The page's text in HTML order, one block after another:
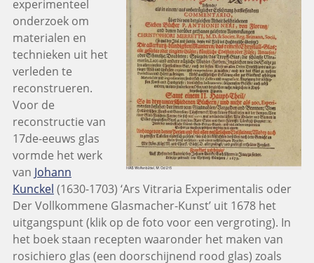
experimenteel
onderzoek om
materialen en
technieken uit het
verleden te
reconstrueren.
Voor de
reconstructie van
17de-eeuws glas
vormde het werk
van Johann
Kunckel (1630-1703) ‘Ars Vitraria Experimentalis oder
Der Vollkommene Glasmacher-Kunst’ uit 1678 het
uitgangspunt (klik op de foto voor een vergroting). In
het boek staan recepten waaronder het maken van
rosichiero glas (een doorschijnend rood glas) zoals